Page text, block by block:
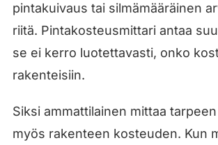
pintakuivaus tai silmämääräinen
riitä. Pintakosteusmittari antaa
se ei kerro luotettavasti, onko
rakenteisiin.
Siksi ammattilainen mittaa
myös rakenteen kosteuden. Kun